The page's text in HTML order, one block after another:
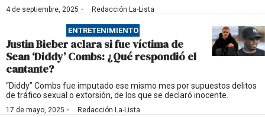
4 de septiembre, 2025 · Redacción La-Lista
ENTRETENIMIENTO
Justin Bieber aclara si fue víctima de
Sean ‘Diddy’ Combs: ¿Qué respondió el
cantante?
“Diddy” Combs fue imputado ese mismo mes por supuestos delitos
de tráfico sexual o extorsión, de los que se declaró inocente.
17 de mayo, 2025 · Redacción La-Lista